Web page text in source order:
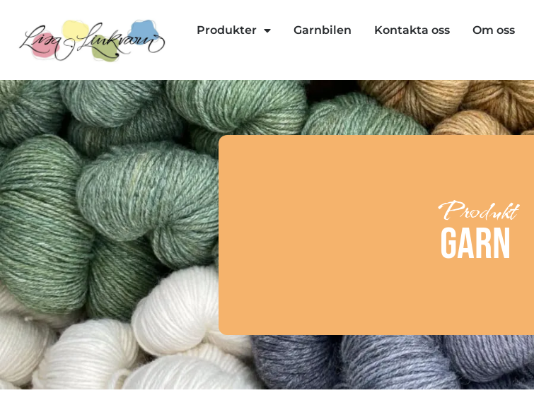
Produkter Garnbilen Kontakta oss Om oss
Produkt
Garn